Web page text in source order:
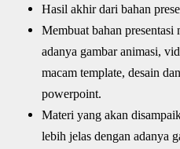
Hasil akhir dari bahan
Membuat bahan
adanya gambar animasi,
macam template, desain
powerpoint.
Materi yang akan
lebih jelas dengan adanya